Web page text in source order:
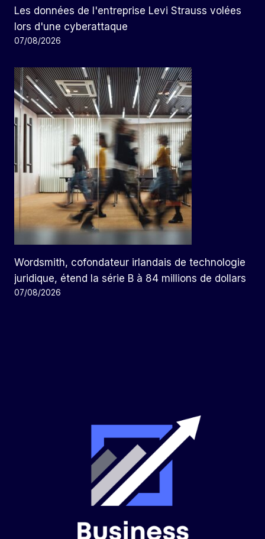
Les données de l'entreprise Levi Strauss volées
lors d'une cyberattaque
07/08/2026
Wordsmith, cofondateur irlandais de technologie
juridique, étend la série B à 84 millions de dollars
07/08/2026